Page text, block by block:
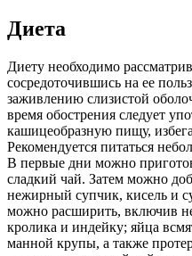
Диета
Диету необходимо
сосредоточившись на ее
заживлению слизистой
время обострения следует
кашицеобразную пищу,
Рекомендуется питаться
В первые дни можно
сладкий чай. Затем можно
нежирный супчик, кисель и
можно расширить, включив
кролика и индейку; яйца
манной крупы, а также